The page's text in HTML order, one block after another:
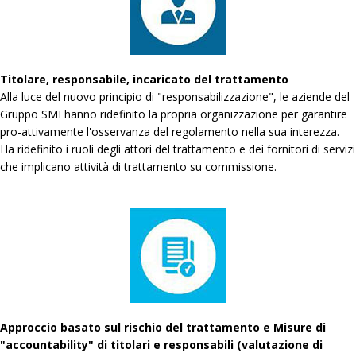
Titolare, responsabile, incaricato del trattamento
Alla luce del nuovo principio di "responsabilizzazione", le aziende del
Gruppo SMI hanno ridefinito la propria organizzazione per garantire
pro-attivamente l'osservanza del regolamento nella sua interezza.
Ha ridefinito i ruoli degli attori del trattamento e dei fornitori di servizi
che implicano attività di trattamento su commissione.
Approccio basato sul rischio del trattamento e Misure di
"accountability" di titolari e responsabili (valutazione di